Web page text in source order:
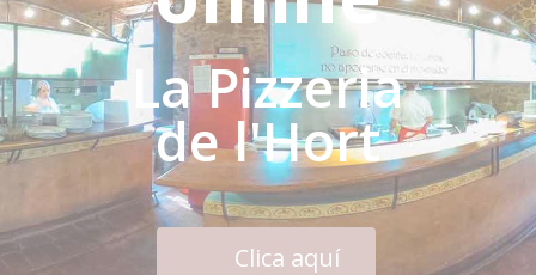
La Pizzeria
de l'Hort
Clica aquí